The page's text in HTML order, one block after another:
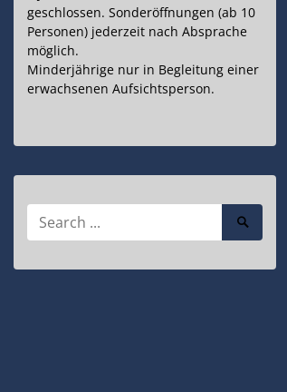
geschlossen. Sonderöffnungen (ab 10
Personen) jederzeit nach Absprache
möglich.
Minderjährige nur in Begleitung einer
erwachsenen Aufsichtsperson.
for:
Search
Submit